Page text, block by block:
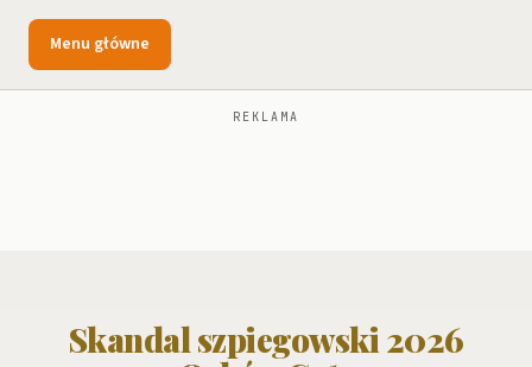
Menu główne
REKLAMA
Skandal szpiegowski 2026